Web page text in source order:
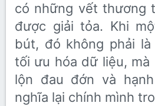
có những vết thương
được giải tỏa. Khi
bút, đó không phải
tối ưu hóa dữ liệu, mà
lộn đau đớn và
nghĩa lại chính mình